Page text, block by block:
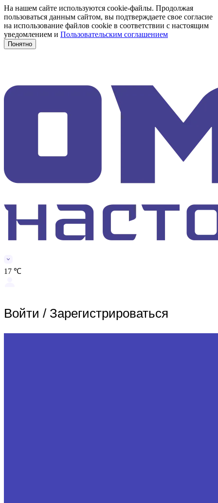
На нашем сайте используются cookie-файлы. Продолжая
пользоваться данным сайтом, вы подтверждаете свое согласие
на использование файлов cookie в соответствии с настоящим
уведомлением и Пользовательским соглашением
Понятно
17 ℃
Войти / Зарегистрироваться